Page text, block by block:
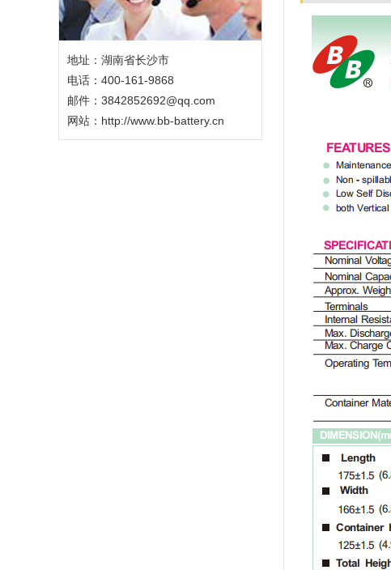
地址：湖南省长沙市
电话：400-161-9868
邮件：3842852692@qq.com
网站： http://www.bb-battery.cn